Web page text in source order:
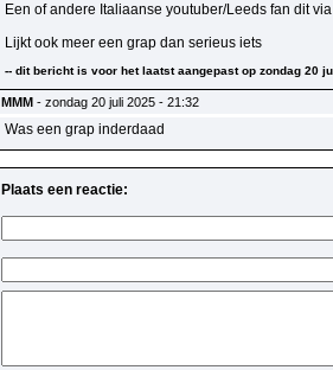
Een of andere Italiaanse youtuber/Leeds fan dit
Lijkt ook meer een grap dan serieus iets
-- dit bericht is voor het laatst aangepast op zondag 20
MMM - zondag 20 juli 2025 - 21:32
Was een grap inderdaad
Plaats een reactie: